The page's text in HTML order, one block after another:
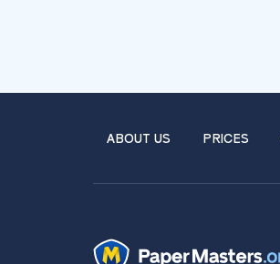
ABOUT US PRICES